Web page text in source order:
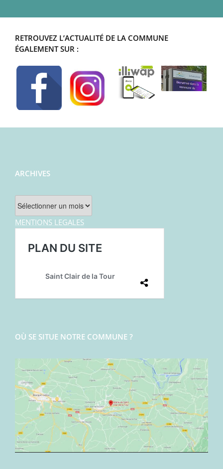
RETROUVEZ L’ACTUALITÉ DE LA COMMUNE
ÉGALEMENT SUR :
ARCHIVES
MENTIONS LEGALES
OÙ SE SITUE NOTRE COMMUNE ?